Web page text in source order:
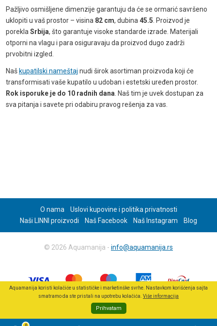
Pažljivo osmišljene dimenzije garantuju da će se ormarić savršeno
uklopiti u vaš prostor – visina 82 cm, dubina45.5. Proizvod je
poreklaSrbija, što garantuje visoke standarde izrade. Materijali
otporni na vlagu i para osiguravaju da proizvod dugo zadrži
prvobitni izgled.
Naš kupatilski nameštaj nudi širok asortiman proizvoda koji će
transformisati vaše kupatilo u udoban i estetski uređen prostor.
Rok isporuke je do 10 radnih dana. Naš tim je uvek dostupan za
sva pitanja i savete pri odabiru pravog rešenja za vas.
O nama
Uslovi kupovine i politika privatnosti
Naši LINNI proizvodi
Naš Facebook Naš Instagram Blog
© 2026 Aquamanija - info@aquamanija.rs
Aquamanija koristi kolačiće u statističke i marketinške svrhe. Nastavkom korišćenja sajta
smatramo da ste pristali na upotrebu kolačića. Više informacija
Prihvatam